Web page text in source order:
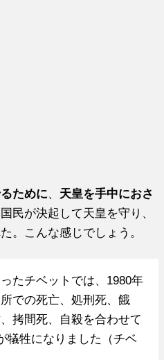
ために、 天皇を手中におさ
民が決起して天皇を守り、
。こんな感じでしょう。
たチベットでは、1980年
での死亡、処刑死、餓
拷間死、自殺を合わせて
犠牲になりました（チベ